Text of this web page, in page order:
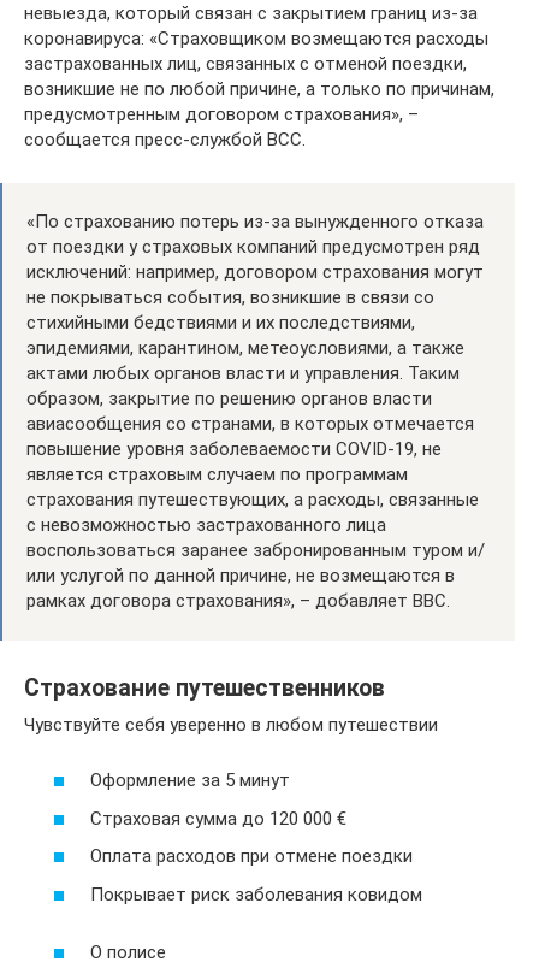
невыезда, который связан с закрытием границ из-за
коронавируса: «Страховщиком возмещаются расходы
застрахованных лиц, связанных с отменой поездки,
возникшие не по любой причине, а только по причинам,
предусмотренным договором страхования», –
сообщается пресс-службой ВСС.
«По страхованию потерь из-за вынужденного отказа
от поездки у страховых компаний предусмотрен ряд
исключений: например, договором страхования могут
не покрываться события, возникшие в связи со
стихийными бедствиями и их последствиями,
эпидемиями, карантином, метеоусловиями, а также
актами любых органов власти и управления. Таким
образом, закрытие по решению органов власти
авиасообщения cо странами, в которых отмечается
повышение уровня заболеваемости COVID-19, не
является страховым случаем по программам
страхования путешествующих, а расходы, связанные
с невозможностью застрахованного лица
воспользоваться заранее забронированным туром и/
или услугой по данной причине, не возмещаются в
рамках договора страхования», – добавляет ВВС.
Страхование путешественников
Чувствуйте себя уверенно в любом путешествии
Оформление за 5 минут
Страховая сумма до 120 000 €
Оплата расходов при отмене поездки
Покрывает риск заболевания ковидом
О полисе